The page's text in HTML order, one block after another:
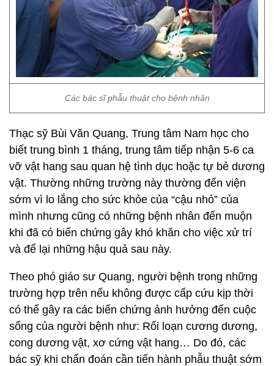
Các bác sĩ phẫu thuật cho bệnh nhân
Thạc sỹ Bùi Văn Quang, Trung tâm Nam học cho
biết trung bình 1 tháng, trung tâm tiếp nhận 5-6 ca
vỡ vật hang sau quan hệ tình dục hoặc tự bẻ dương
vật. Thường những trường này thường đến viện
sớm vì lo lắng cho sức khỏe của “cậu nhỏ” của
mình nhưng cũng có những bệnh nhân đến muộn
khi đã có biến chứng gây khó khăn cho việc xử trí
và để lại những hậu quả sau này.
Theo phó giáo sư Quang, người bệnh trong những
trường hợp trên nếu không được cấp cứu kịp thời
có thể gây ra các biến chứng ảnh hưởng đến cuộc
sống của người bệnh như: Rối loạn cương dương,
cong dương vật, xơ cứng vật hang… Do đó, các
bác sỹ khi chẩn đoán cần tiến hành phẫu thuật sớm